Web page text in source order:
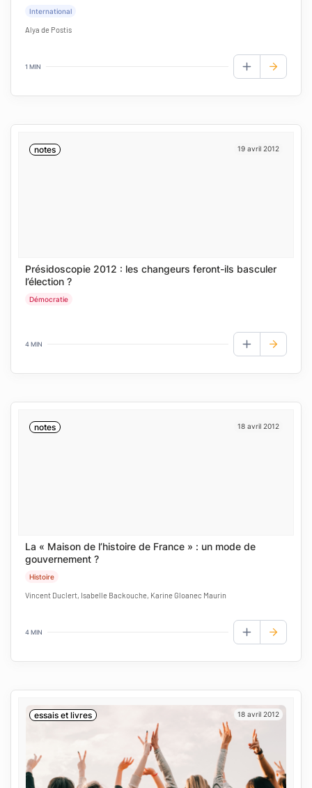
International
Alya de Postis
1 MIN
AJOUTER
notes 19 avril 2012
Présidoscopie 2012 : les changeurs feront-ils basculer
l’élection ?
Démocratie
4 MIN
AJOUTER
notes 18 avril 2012
La « Maison de l’histoire de France » : un mode de
gouvernement ?
Histoire
Vincent Duclert, Isabelle Backouche, Karine Gloanec Maurin
4 MIN
AJOUTER
essais et livres 18 avril 2012